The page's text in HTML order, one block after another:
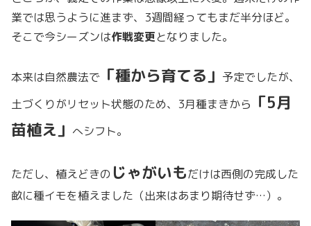
業では思うように進まず、3週間経ってもまだ半分ほど。
そこで今シーズンは作戦変更となりました。
本来は自然農法で 「種から育てる」 予定でしたが、
土づくりがリセット状態のため、3月種まきから 「5月
苗植え」 へシフト。
ただし、植えどきの じゃがいもだけは西側の完成した
畝に種イモを植えました（出来はあまり期待せず…）。